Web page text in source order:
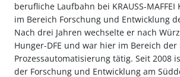
berufliche Laufbahn bei KRAUSS-
im Bereich Forschung und Entwicklung
Nach drei Jahren wechselte er nach
Hunger-DFE und war hier im Bereich
Prozessautomatisierung tätig. Seit 2008
der Forschung und Entwicklung am